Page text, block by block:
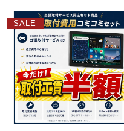
は
99,880
円
で
し
た。
格
は
89,000
円
で
す。
SALE